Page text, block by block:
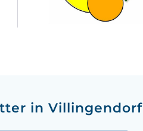
in Villingendorf